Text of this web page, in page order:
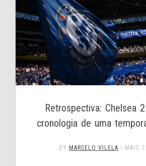
Retrospectiva: Chelsea
cronologia de uma
BY MARCELO VILELA • MAIO